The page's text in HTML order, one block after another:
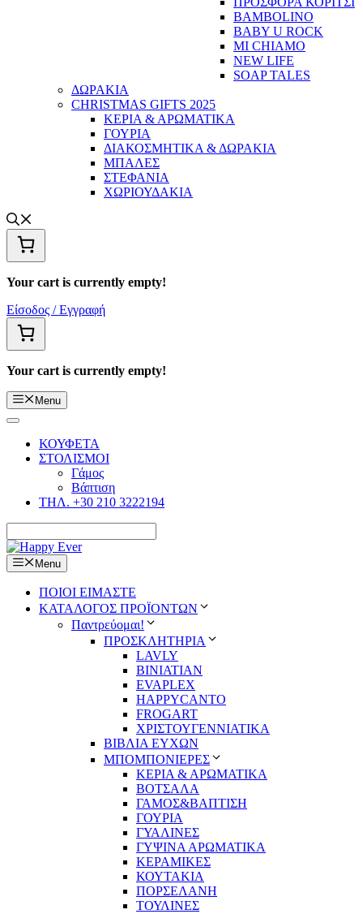
BAMBOLINO
BABY U ROCK
MI CHIAMO
NEW LIFE
SOAP TALES
ΔΩΡΑΚΙΑ
CHRISTMAS GIFTS 2025
ΚΕΡΙΑ & ΑΡΩΜΑΤΙΚΑ
ΓΟΥΡΙΑ
ΔΙΑΚΟΣΜΗΤΙΚΑ & ΔΩΡΑΚΙΑ
ΜΠΑΛΕΣ
ΣΤΕΦΑΝΙΑ
ΧΩΡΙΟΥΔΑΚΙΑ
Your cart is currently empty!
Είσοδος / Εγγραφή
Your cart is currently empty!
Menu
ΚΟΥΦΕΤΑ
ΣΤΟΛΙΣΜΟΙ
Γάμος
Βάπτιση
ΤΗΛ. +30 210 3222194
Menu
ΠΟΙΟΙ ΕΙΜΑΣΤΕ
ΚΑΤΑΛΟΓΟΣ ΠΡΟΪΟΝΤΩΝ
Παντρεύομαι!
ΠΡΟΣΚΛΗΤΗΡΙΑ
LAVLY
BINIATIAN
EVAPLEX
HAPPYCANTO
FROGART
ΧΡΙΣΤΟΥΓΕΝΝΙΑΤΙΚΑ
ΒΙΒΛΙΑ ΕΥΧΩΝ
ΜΠΟΜΠΟΝΙΕΡΕΣ
ΚΕΡΙΑ & ΑΡΩΜΑΤΙΚΑ
ΒΟΤΣΑΛΑ
ΓΑΜΟΣ&ΒΑΠΤΙΣΗ
ΓΟΥΡΙΑ
ΓΥΑΛΙΝΕΣ
ΓΥΨΙΝΑ ΑΡΩΜΑΤΙΚΑ
ΚΕΡΑΜΙΚΕΣ
ΚΟΥΤΑΚΙΑ
ΠΟΡΣΕΛΑΝΗ
ΤΟΥΛΙΝΕΣ